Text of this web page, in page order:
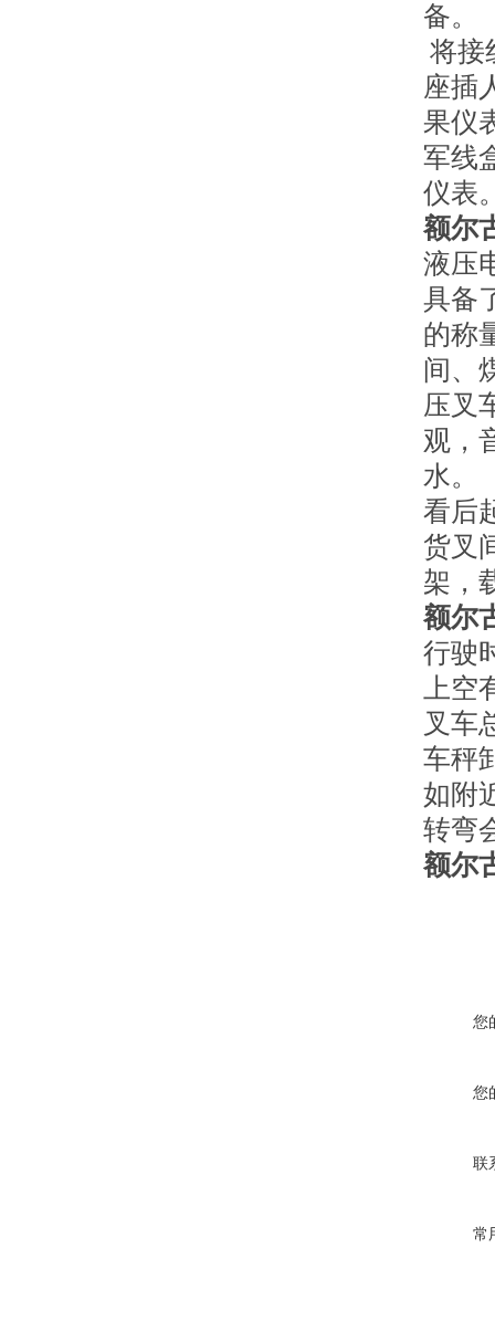
备。
将接
座插
果仪
军线
仪表
额尔
液压
具备
的称
间、
压叉
观，
水。
看后
货叉
架，
额尔
行驶
上
叉车
车秤
如附
转弯
额尔
您
您
联
常